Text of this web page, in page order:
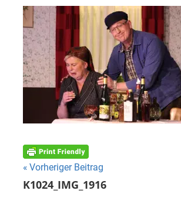
Beitragsnavigation
Vorheriger Beitrag
K1024_IMG_1916